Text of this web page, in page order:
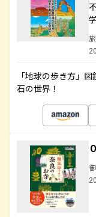
「地球の歩き方」
石の世界！